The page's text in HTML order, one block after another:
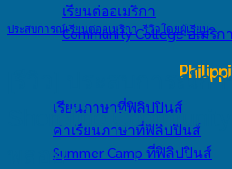
เรียนต่ออเมริกา
Community College อเมริกา
เรียนภาษาที่ฟิลิปปินส์
ค่าเรียนภาษาที่ฟิลิปปินส์
Summer Camp ที่ฟิลิปปินส์
ประสบการณ์เรียนต่ออเมริกา,รีวิวโดยผู้เรียน
[รีวิว] ประสบการณ์กา
Shoreline
พลอย